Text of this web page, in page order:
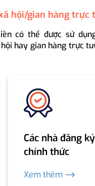
hội/gian hàng trực
có thể được sử
hay gian hàng trực
Các nhà đăng
chính thức
Xem thêm ⟶